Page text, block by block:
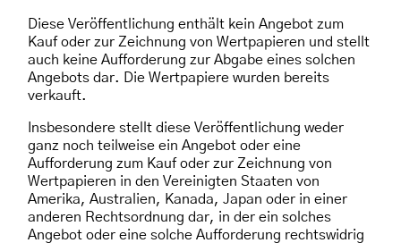
Diese Veröffentlichung enthält kein Angebot zum
Kauf oder zur Zeichnung von Wertpapieren und stellt
auch keine Aufforderung zur Abgabe eines solchen
Angebots dar. Die Wertpapiere wurden bereits
verkauft.
Insbesondere stellt diese Veröffentlichung weder
ganz noch teilweise ein Angebot oder eine
Aufforderung zum Kauf oder zur Zeichnung von
Wertpapieren in den Vereinigten Staaten von
Amerika, Australien, Kanada, Japan oder in einer
anderen Rechtsordnung dar, in der ein solches
Angebot oder eine solche Aufforderung rechtswidrig